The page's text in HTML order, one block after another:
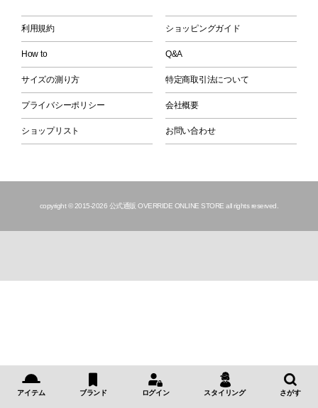
利用規約 ショッピングガイド
How to Q&A
サイズの測り方 特定商取引法について
プライバシーポリシー 会社概要
ショップリスト お問い合わせ
copyright © 2015-2026 公式通販 OVERRIDE ONLINE STORE all rights reserved.
アイテム ブランド ログイン スタイリング さがす